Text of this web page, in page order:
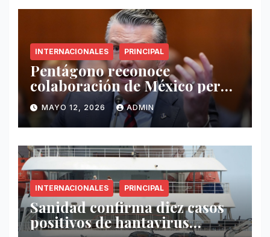
INTERNACIONALES PRINCIPAL
Pentágono reconoce
colaboración de México pero
exige mayor operatividad
antidrogas
MAYO 12, 2026 ADMIN
INTERNACIONALES PRINCIPAL
Sanidad confirma diez casos
positivos de hantavirus